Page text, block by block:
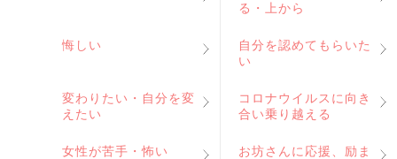
る・上から
悔しい
自分を認めてもらいた
い
変わりたい・自分を変
えたい
コロナウイルスに向き
合い乗り越える
女性が苦手・怖い
お坊さんに応援、励ま